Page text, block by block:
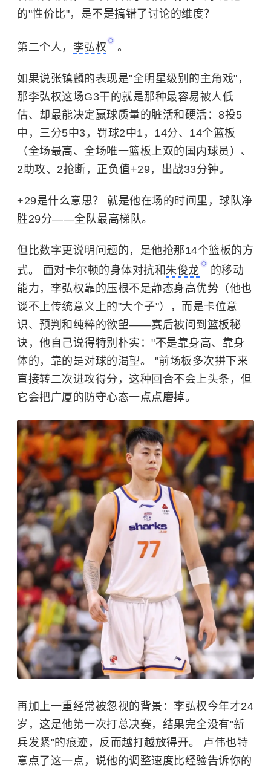
的"性价比"，是不是搞错了讨论的维度？
第二个人， 李弘权 。
如果说张镇麟的表现是"全明星级别的主角戏"，
那李弘权这场G3干的就是那种最容易被人低
估、却最能决定赢球质量的脏活和硬活：8投5
中，三分5中3，罚球2中1，14分、14个篮板
（全场最高、全场唯一篮板上双的国内球员）、
2助攻、2抢断，正负值+29，出战33分钟。
+29是什么意思？ 就是他在场的时间里，球队净
胜29分——全队最高梯队。
但比数字更说明问题的，是他抢那14个篮板的方
式。 面对卡尔顿的身体对抗和朱俊龙
的移动
能力，李弘权靠的压根不是静态身高优势（他也
谈不上传统意义上的"大个子"），而是卡位意
识、预判和纯粹的欲望——赛后被问到篮板秘
诀，他自己说得特别朴实："不是靠身高、靠身
体的，靠的是对球的渴望。 "前场板多次拼下来
直接转二次进攻得分，这种回合不会上头条，但
它会把广厦的防守心态一点点磨掉。
再加上一重经常被忽视的背景：李弘权今年才24
岁，这是他第一次打总决赛，结果完全没有"新
兵发紧"的痕迹，反而越打越放得开。 卢伟也特
意点了这一点，说他的调整速度比经验告诉你的